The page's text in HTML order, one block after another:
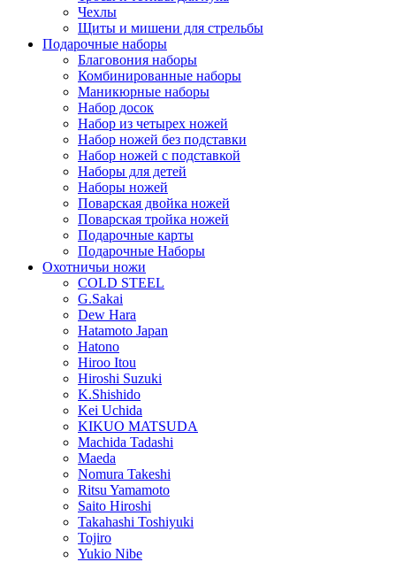
Чехлы
Щиты и мишени для стрельбы
Подарочные наборы
Благовония наборы
Комбинированные наборы
Маникюрные наборы
Набор досок
Набор из четырех ножей
Набор ножей без подставки
Набор ножей с подставкой
Наборы для детей
Наборы ножей
Поварская двойка ножей
Поварская тройка ножей
Подарочные карты
Подарочные Наборы
Охотничьи ножи
COLD STEEL
G.Sakai
Dew Hara
Hatamoto Japan
Hatono
Hiroo Itou
Hiroshi Suzuki
K.Shishido
Kei Uchida
KIKUO MATSUDA
Machida Tadashi
Maeda
Nomura Takeshi
Ritsu Yamamoto
Saito Hiroshi
Takahashi Toshiyuki
Tojiro
Yukio Nibe